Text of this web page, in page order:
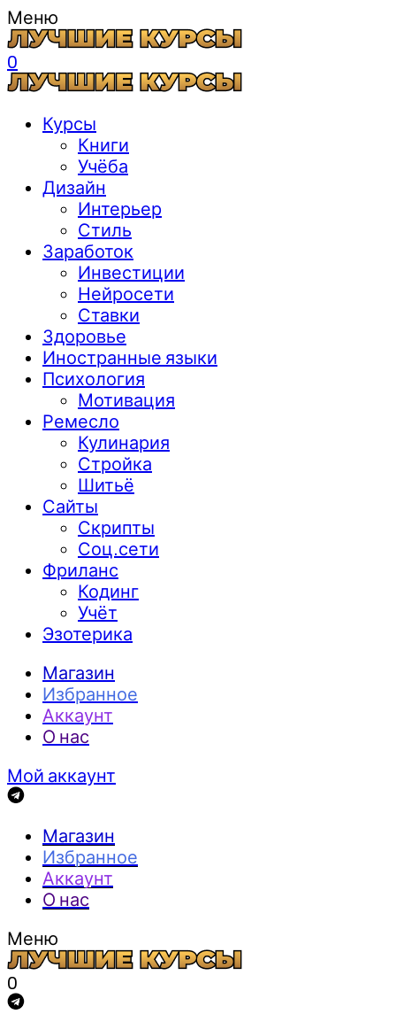
Меню
0
Курсы
Книги
Учёба
Дизайн
Интерьер
Стиль
Заработок
Инвестиции
Нейросети
Ставки
Здоровье
Иностранные языки
Психология
Мотивация
Ремесло
Кулинария
Стройка
Шитьё
Сайты
Скрипты
Соц.сети
Фриланс
Кодинг
Учёт
Эзотерика
Магазин
Избранное
Аккаунт
О нас
Мой аккаунт
Магазин
Избранное
Аккаунт
О нас
Меню
0